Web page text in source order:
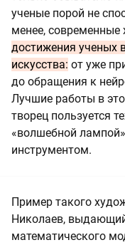
ученые порой не
менее,
достижения ученых
искусства: от уже
до обращения к
Лучшие работы в
творец пользуется
«волшебной
инструментом.
Пример такого
Николаев,
математического